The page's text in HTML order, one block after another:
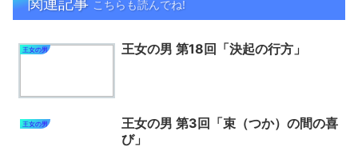
こちらも読んでね!
王女の男 王女の男 第18回「決起の行方」
王女の男
王女の男 第3回「束（つか）の間の喜
び」